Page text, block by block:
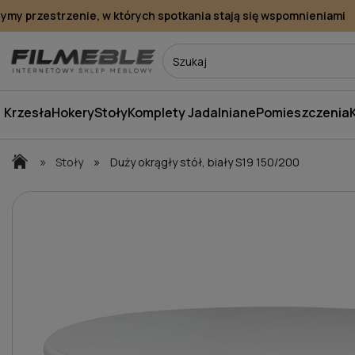
przestrzenie, w których spotkania stają się wspomnieniami
KrzesłaHokeryStołyKomplety JadalnianePomieszczenia
» Stoły » Duży okrągły stół, biały S19 150/200